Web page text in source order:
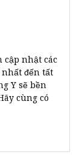
cập nhật các
đến tất
Y sẽ bền
cùng có